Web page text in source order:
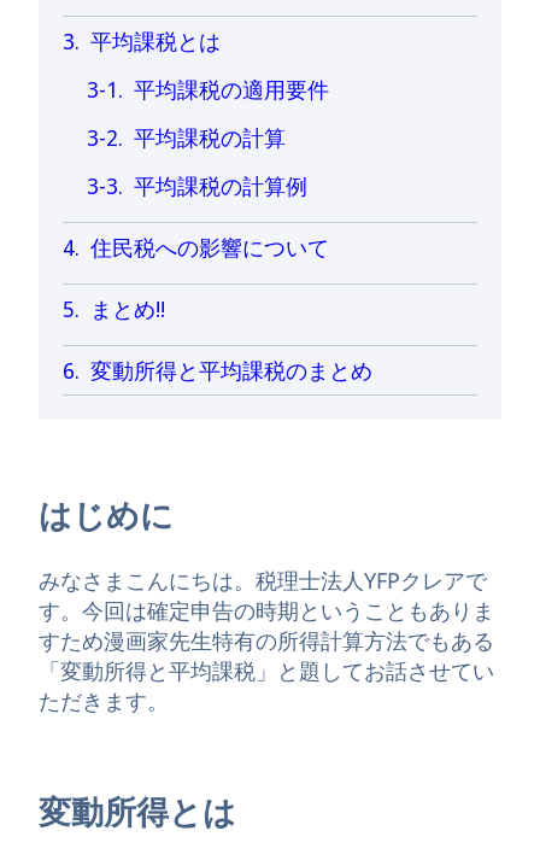
平均課税とは
平均課税の適用要件
平均課税の計算
平均課税の計算例
住民税への影響について
まとめ!!
変動所得と平均課税のまとめ
はじめに
みなさまこんにちは。税理士法人YFPクレアで
す。今回は確定申告の時期ということもありま
すため漫画家先生特有の所得計算方法でもある
「変動所得と平均課税」と題してお話させてい
ただきます。
変動所得とは